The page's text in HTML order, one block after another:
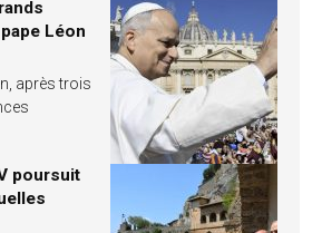
Léon
après trois
poursuit